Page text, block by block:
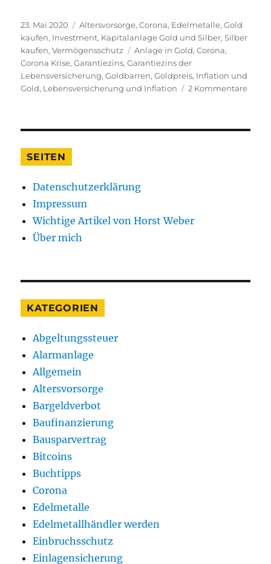
Veröffentlicht
am
23. Mai 2020 Kategorien
Altersvorsorge,Corona, Edelmetalle,Gold
kaufen, Investment, Kapitalanlage Gold und Silber,Silber
kaufen,Vermögensschutz Schlagwörter
Anlage in Gold,Corona,
Corona Krise,Garantiezins,Garantiezins der
Lebensversicherung,Goldbarren,Goldpreis, Inflation und
Gold, Lebensversicherung und Inflation 2 Kommentarezu
SEITEN
Datenschutzerklärung
Impressum
Wichtige Artikel von Horst Weber
Über mich
KATEGORIEN
Abgeltungssteuer
Alarmanlage
Allgemein
Altersvorsorge
Bargeldverbot
Baufinanzierung
Bausparvertrag
Bitcoins
Buchtipps
Corona
Edelmetalle
Edelmetallhändler werden
Einbruchsschutz
Einlagensicherung